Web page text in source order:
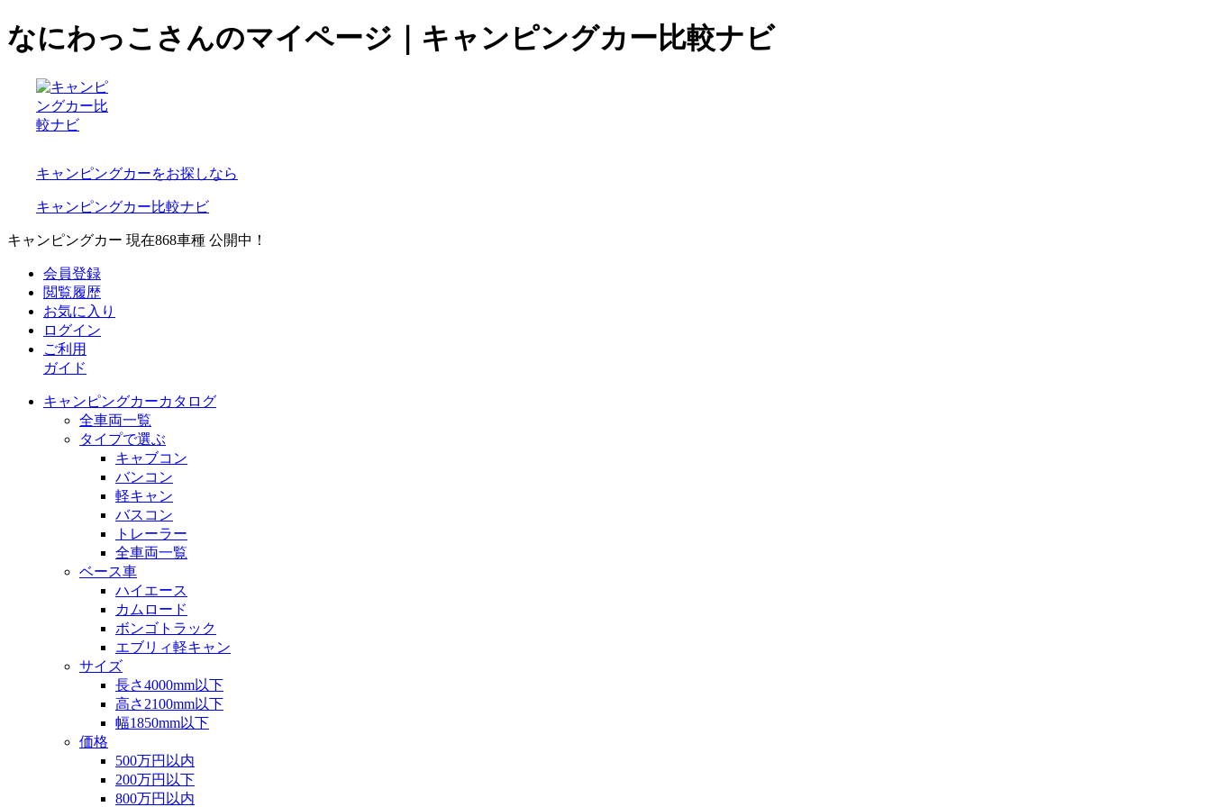
なにわっこさんのマイページ｜キャンピングカー比較ナビ
キャンピングカーをお探しなら
キャンピングカー比較ナビ
キャンピングカー 現在868車種 公開中！
会員登録
閲覧履歴
お気に入り
ログイン
ご利用
ガイド
キャンピングカーカタログ
全車両一覧
タイプで選ぶ
キャブコン
バンコン
軽キャン
バスコン
トレーラー
全車両一覧
ベース車
ハイエース
カムロード
ボンゴトラック
エブリィ軽キャン
サイズ
長さ4000mm以下
高さ2100mm以下
幅1850mm以下
価格
500万円以内
200万円以下
800万円以内